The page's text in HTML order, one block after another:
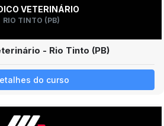
VETERINÁRIO
RIO TINTO (PB)
- Rio Tinto (PB)
do curso